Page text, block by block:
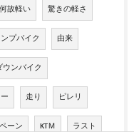
何故軽い 驚きの軽さ
プバイク 由来
ウンバイク
走り ピレリ
ーン KTＭ ラスト